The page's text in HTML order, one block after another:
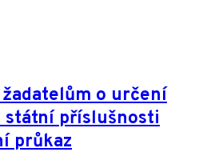
o určení
státní příslušnosti
průkaz